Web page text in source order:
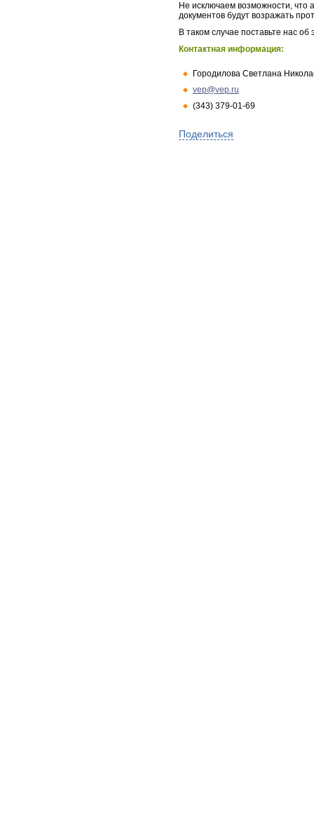
Не исключаем возможности, что
документов будут возражать
В таком случае поставьте нас
Контактная информация:
Городилова Светлана
vep@vep.ru
(343) 379-01-69
Поделиться